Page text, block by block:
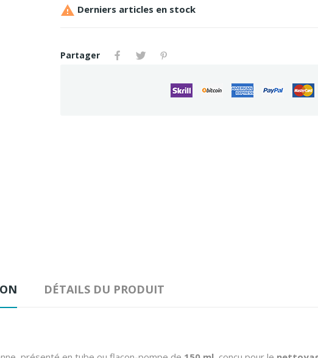
 Derniers articles en stock
Partager
DÉTAILS DU PRODUIT